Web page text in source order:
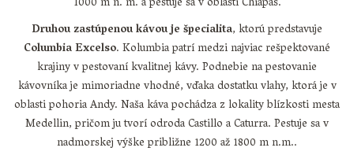
Druhou zastúpenou kávou je špecialita, ktorú predstavuje
Columbia Excelso. Kolumbia patrí medzi najviac rešpektované
krajiny v pestovaní kvalitnej kávy. Podnebie na pestovanie
kávovníka je mimoriadne vhodné, vďaka dostatku vlahy, ktorá je v
oblasti pohoria Andy. Naša káva pochádza z lokality blízkosti mesta
Medellin, pričom ju tvorí odroda Castillo a Caturra. Pestuje sa v
nadmorskej výške približne 1200 až 1800 m n.m..